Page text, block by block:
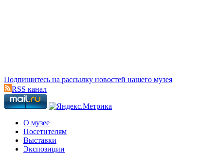
Подпишитесь на рассылку новостей нашего музея
RSS канал
О музее
Посетителям
Выставки
Экспозиции